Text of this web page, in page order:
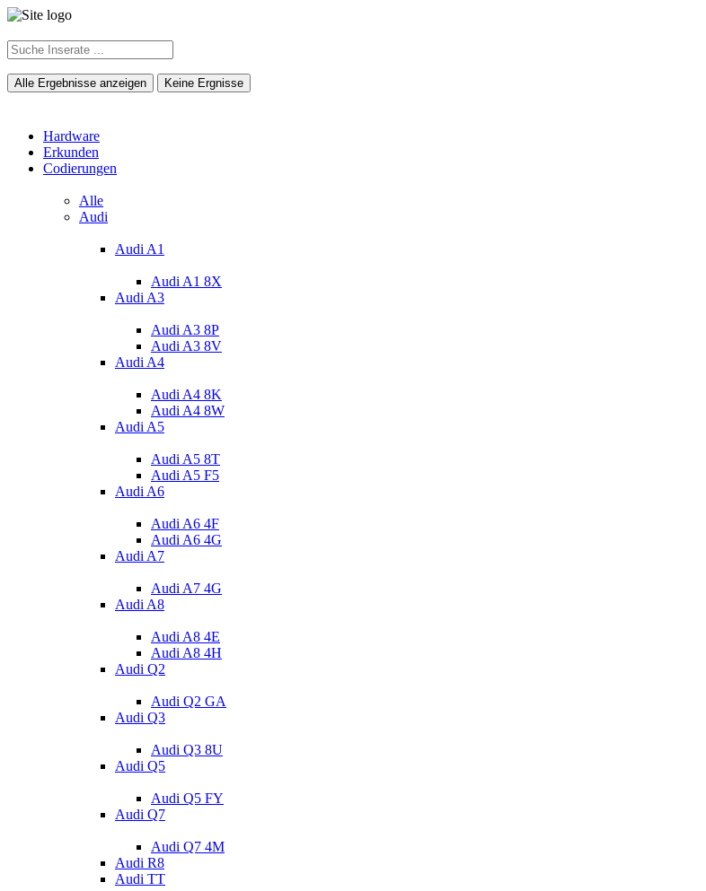
Alle Ergebnisse anzeigen Keine Ergnisse
Hardware
Erkunden
Codierungen
Alle
Audi
Audi A1
Audi A1 8X
Audi A3
Audi A3 8P
Audi A3 8V
Audi A4
Audi A4 8K
Audi A4 8W
Audi A5
Audi A5 8T
Audi A5 F5
Audi A6
Audi A6 4F
Audi A6 4G
Audi A7
Audi A7 4G
Audi A8
Audi A8 4E
Audi A8 4H
Audi Q2
Audi Q2 GA
Audi Q3
Audi Q3 8U
Audi Q5
Audi Q5 FY
Audi Q7
Audi Q7 4M
Audi R8
Audi TT